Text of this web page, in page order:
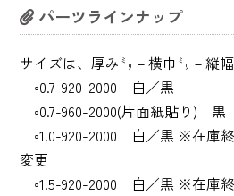
パーツラインナップ
サイズは、厚み㍉－横巾㍉－縦
◦0.7-920-2000 白／黒
◦0.7-960-2000(片面紙貼り) 黒
◦1.0-920-2000 白／黒 ※在庫
変更
◦1.5-920-2000 白／黒 ※在庫